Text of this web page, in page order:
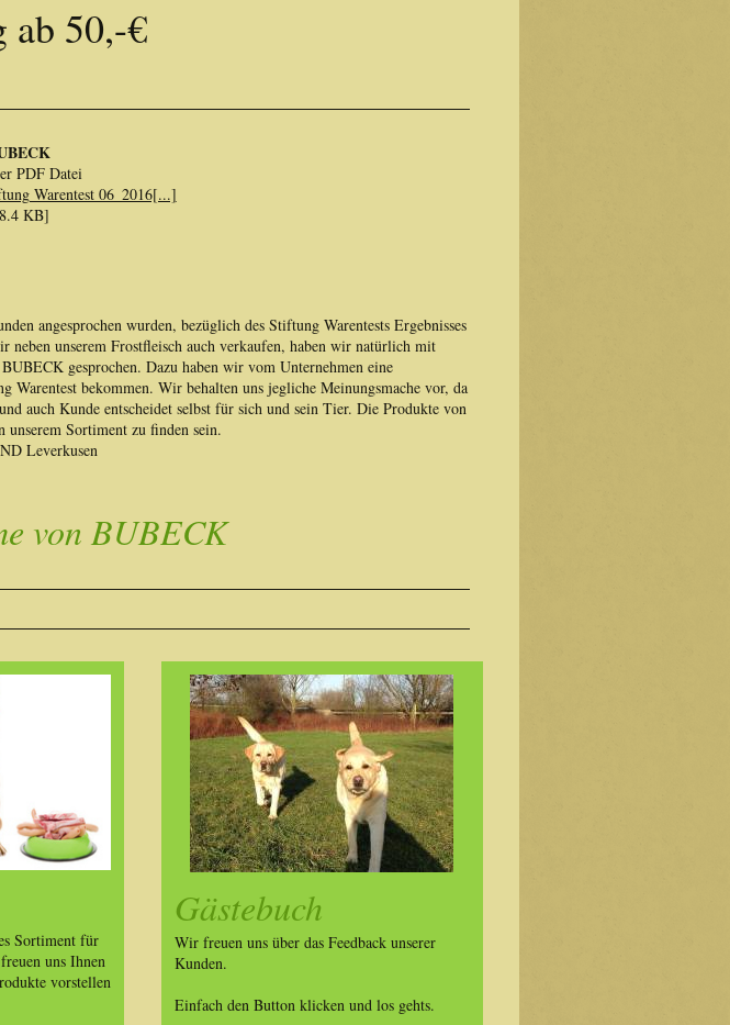
ab 50,-€
PDF Datei
Warentest 06_2016[...]
KB]
angesprochen wurden, bezüglich des Stiftung Warentests Ergebnisses
neben unserem Frostfleisch auch verkaufen, haben wir natürlich mit
gesprochen. Dazu haben wir vom Unternehmen eine
Warentest bekommen. Wir behalten uns jegliche Meinungsmache vor, da
auch Kunde entscheidet selbst für sich und sein Tier. Die Produkte von
Sortiment zu finden sein.
Leverkusen
von BUBECK
Sortiment für
uns Ihnen
vorstellen
Gästebuch
Wir freuen uns über das Feedback unserer
Kunden.
Einfach den Button klicken und los gehts.